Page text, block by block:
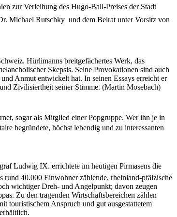
zur Verleihung des Hugo-Ball-Preises der Stadt
Michael Rutschky  und dem Beirat unter Vorsitz von
Hürlimanns breitgefächertes Werk, das
Skepsis. Seine Provokationen sind auch
Anmut entwickelt hat. In seinen Essays erreicht er
Zivilisiertheit seiner Stimme. (Martin Mosebach)
sogar als Mitglied einer Popgruppe. Wer ihn je in
begründete, höchst lebendig und zu interessanten
Ludwig IX. errichtete im heutigen Pirmasens die
rund 40.000 Einwohner zählende, rheinland-pfälzische
wichtiger Dreh- und Angelpunkt; davon zeugen
Zu den tragenden Wirtschaftsbereichen zählen
touristischem Anspruch und gut ausgestattetem
erhältlich.